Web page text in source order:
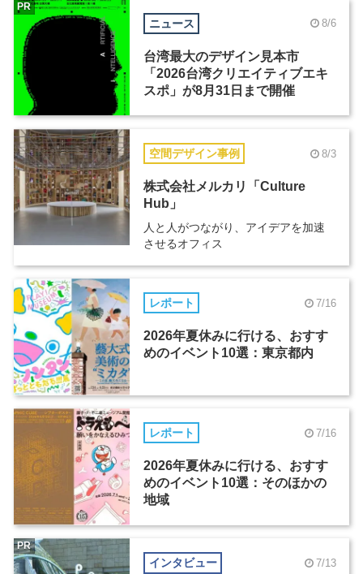
ニュース 8/6
台湾最大のデザイン見本市
「2026台湾クリエイティブエキ
スポ」が8月31日まで開催
PR
空間デザイン事例 8/3
株式会社メルカリ「Culture
Hub」
人と人がつながり、アイデアを加速
させるオフィス
レポート 7/16
2026年夏休みに行ける、おすす
めのイベント10選：東京都内
レポート 7/16
2026年夏休みに行ける、おすす
めのイベント10選：そのほかの
地域
インタビュー 7/13
PR